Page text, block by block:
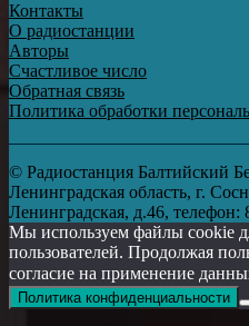
Контакты
О радиостанции
Авторы
Счастливое число
Обратная связь
Политика обработки
© Радиостанция Балтийский
Ленинградская область, г.
Ленинградская, д.46, телефон:
Мы используем файлы cookie
пользователей. Продолжая
согласие на применение
Политика конфиденциальности